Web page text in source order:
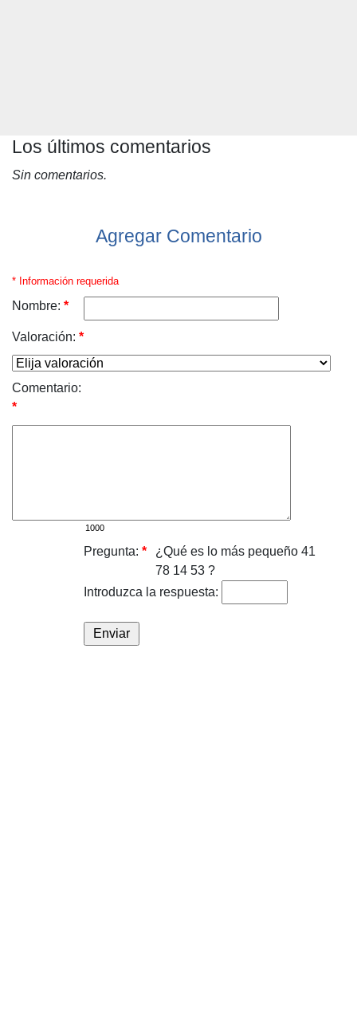
Los últimos comentarios
Sin comentarios.
Agregar Comentario
* Información requerida
Nombre: *
Valoración: *
Comentario:
*
Pregunta: *
¿Qué es lo más pequeño 41
78 14 53 ?
Introduzca la respuesta: